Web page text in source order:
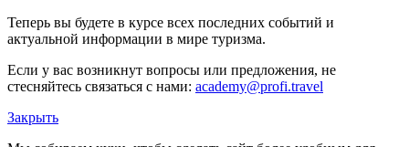
Теперь вы будете в курсе всех последних событий и
актуальной информации в мире туризма.
Если у вас возникнут вопросы или предложения, не
стесняйтесь связаться с нами: academy@profi.travel
Закрыть